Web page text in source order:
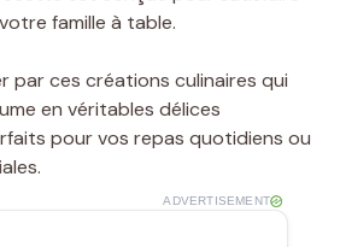
famille à table.
par ces créations culinaires qui
en véritables délices
pour vos repas quotidiens ou
ADVERTISEMENT